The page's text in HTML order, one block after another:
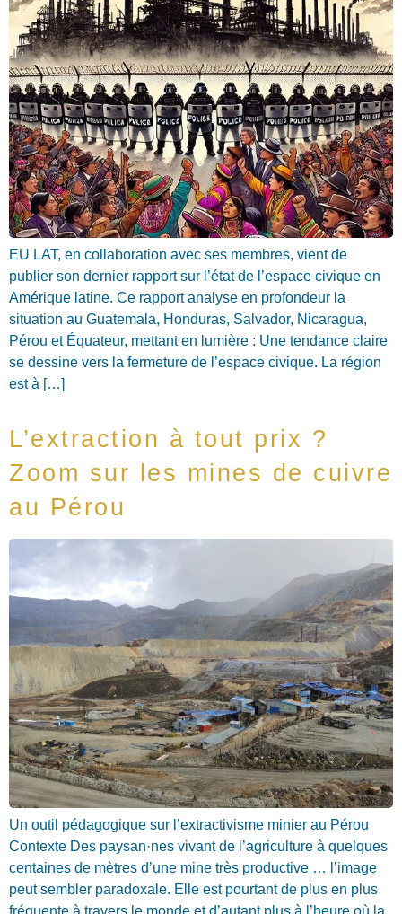
EU LAT, en collaboration avec ses membres, vient de
publier son dernier rapport sur l’état de l’espace civique en
Amérique latine. Ce rapport analyse en profondeur la
situation au Guatemala, Honduras, Salvador, Nicaragua,
Pérou et Équateur, mettant en lumière : Une tendance claire
se dessine vers la fermeture de l’espace civique. La région
est à […]
L’extraction à tout prix ?
Zoom sur les mines de cuivre
au Pérou
Un outil pédagogique sur l’extractivisme minier au Pérou
Contexte Des paysan·nes vivant de l’agriculture à quelques
centaines de mètres d’une mine très productive … l’image
peut sembler paradoxale. Elle est pourtant de plus en plus